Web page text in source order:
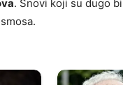
. Snovi koji su dugo